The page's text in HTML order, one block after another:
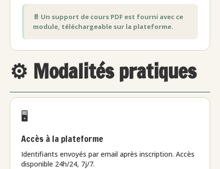
📄 Un support de cours PDF est fourni avec ce
module, téléchargeable sur la plateforme.
⚙️ Modalités pratiques
🖥️
Accès à la plateforme
Identifiants envoyés par email après inscription. Accès
disponible 24h/24, 7j/7.